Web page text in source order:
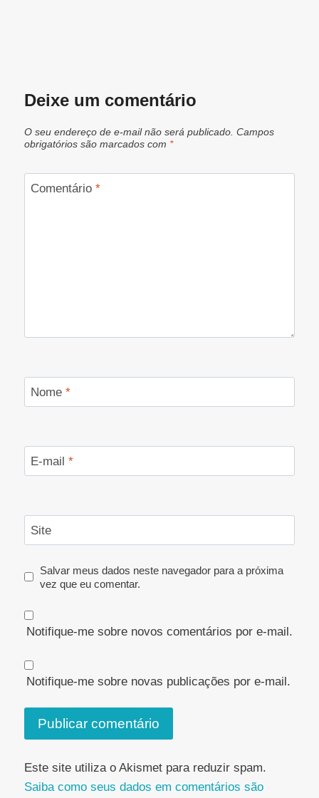
Deixe um comentário
O seu endereço de e-mail não será publicado. Campos
obrigatórios são marcados com *
Comentário *
Nome *
E-mail *
Site
Salvar meus dados neste navegador para a próxima
vez que eu comentar.
Notifique-me sobre novos comentários por e-mail.
Notifique-me sobre novas publicações por e-mail.
Este site utiliza o Akismet para reduzir spam.
Saiba como seus dados em comentários são